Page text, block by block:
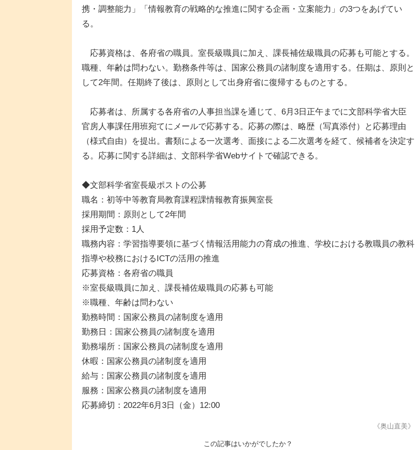
携・調整能力」「情報教育の戦略的な推進に関する企画・立案能力」の3つをあげてい
る。
応募資格は、各府省の職員。室長級職員に加え、課長補佐級職員の応募も可能とする。
職種、年齢は問わない。勤務条件等は、国家公務員の諸制度を適用する。任期は、原則と
して2年間。任期終了後は、原則として出身府省に復帰するものとする。
応募者は、所属する各府省の人事担当課を通じて、6月3日正午までに文部科学省大臣
官房人事課任用班宛てにメールで応募する。応募の際は、略歴（写真添付）と応募理由
（様式自由）を提出。書類による一次選考、面接による二次選考を経て、候補者を決定す
る。応募に関する詳細は、文部科学省Webサイトで確認できる。
◆文部科学省室長級ポストの公募
職名：初等中等教育局教育課程課情報教育振興室長
採用期間：原則として2年間
採用予定数：1人
職務内容：学習指導要領に基づく情報活用能力の育成の推進、学校における教職員の教科
指導や校務におけるICTの活用の推進
応募資格：各府省の職員
※室長級職員に加え、課長補佐級職員の応募も可能
※職種、年齢は問わない
勤務時間：国家公務員の諸制度を適用
勤務日：国家公務員の諸制度を適用
勤務場所：国家公務員の諸制度を適用
休暇：国家公務員の諸制度を適用
給与：国家公務員の諸制度を適用
服務：国家公務員の諸制度を適用
応募締切：2022年6月3日（金）12:00
《奥山直美》
この記事はいかがでしたか？